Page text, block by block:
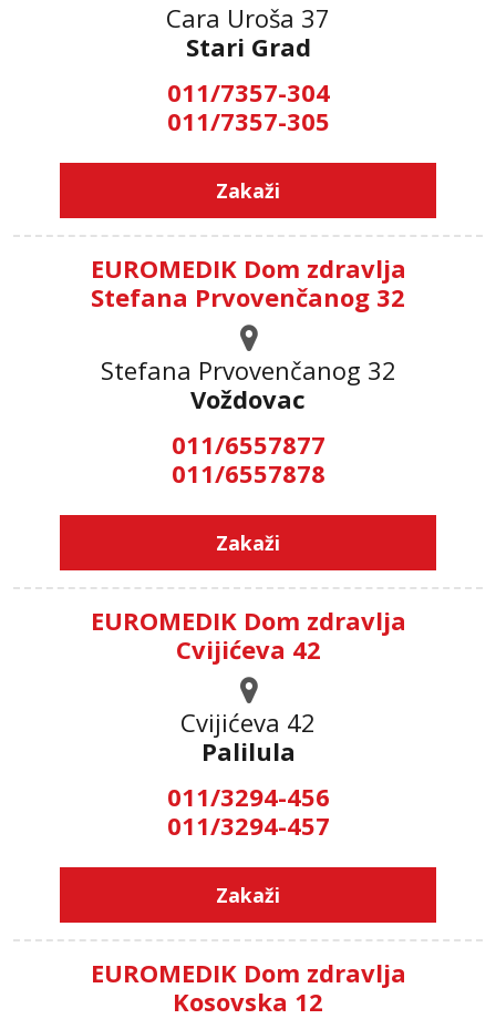
Cara Uroša 37
Stari Grad
011/7357-304
011/7357-305
Zakaži
EUROMEDIK Dom zdravlja
Stefana Prvovenčanog 32
Stefana Prvovenčanog 32
Voždovac
011/6557877
011/6557878
Zakaži
EUROMEDIK Dom zdravlja
Cvijićeva 42
Cvijićeva 42
Palilula
011/3294-456
011/3294-457
Zakaži
EUROMEDIK Dom zdravlja
Kosovska 12